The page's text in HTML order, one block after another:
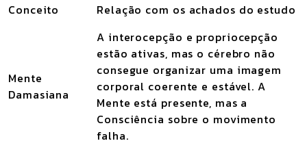
Conceito Relação com os achados do estudo
Mente
Damasiana
A interocepção e propriocepção
estão ativas, mas o cérebro não
consegue organizar uma imagem
corporal coerente e estável. A
Mente está presente, mas a
Consciência sobre o movimento
falha.